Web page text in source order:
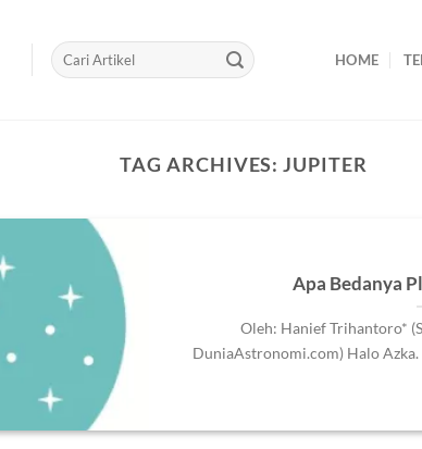
HOME
TAG ARCHIVES:JUPITER
Apa Bedanya
Oleh: Hanief Trihantoro*
DuniaAstronomi.com) Halo Azka.